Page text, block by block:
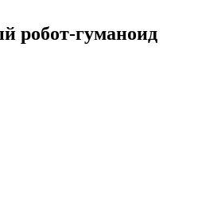
робот-гуманоид